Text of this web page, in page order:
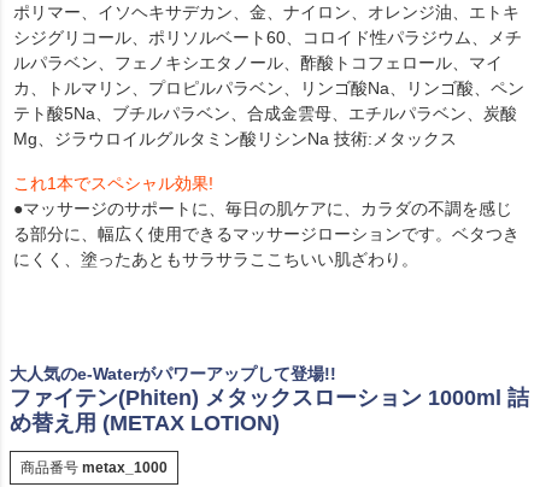
ポリマー、イソヘキサデカン、金、ナイロン、オレンジ油、エトキ
シジグリコール、ポリソルベート60、コロイド性パラジウム、メチ
ルパラベン、フェノキシエタノール、酢酸トコフェロール、マイ
カ、トルマリン、プロピルパラベン、リンゴ酸Na、リンゴ酸、ペン
テト酸5Na、ブチルパラベン、合成金雲母、エチルパラベン、炭酸
Mg、ジラウロイルグルタミン酸リシンNa 技術:メタックス
これ1本でスペシャル効果!
●マッサージのサポートに、毎日の肌ケアに、カラダの不調を感じ
る部分に、幅広く使用できるマッサージローションです。ベタつき
にくく、塗ったあともサラサラここちいい肌ざわり。
大人気のe-Waterがパワーアップして登場!!
ファイテン(Phiten) メタックスローション 1000ml 詰
め替え用 (METAX LOTION)
商品番号 metax_1000